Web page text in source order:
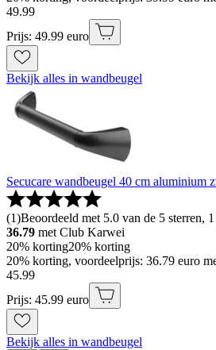
49.99
Prijs: 49.99 euro
Bekijk alles in wandbeugel
Secucare wandbeugel 40 cm aluminium
(1)Beoordeeld met 5.0 van de 5 sterren,
36.79 met Club Karwei
20% korting20% korting
20% korting, voordeelprijs: 36.79 euro
45.99
Prijs: 45.99 euro
Bekijk alles in wandbeugel